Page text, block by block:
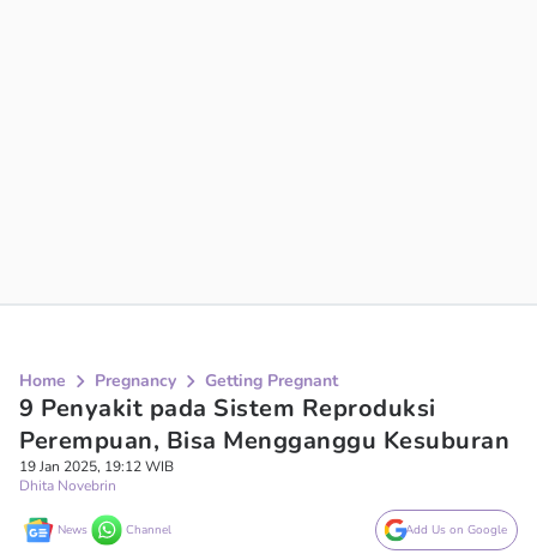
Home Pregnancy Getting Pregnant
9 Penyakit pada Sistem Reproduksi
Perempuan, Bisa Mengganggu Kesuburan
19 Jan 2025, 19:12 WIB
Dhita Novebrin
News Channel Add Us on Google